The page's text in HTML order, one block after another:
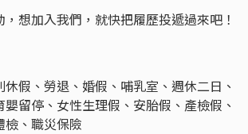
想加入我們，就快把履歷投遞過來吧！
假、勞退、婚假、哺乳室、週休二日、
留停、女性生理假、安胎假、產檢假、
檢、職災保險